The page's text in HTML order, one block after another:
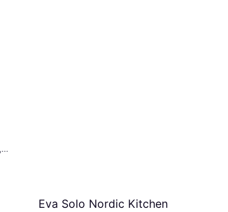
Eva Solo Nordic Kitchen